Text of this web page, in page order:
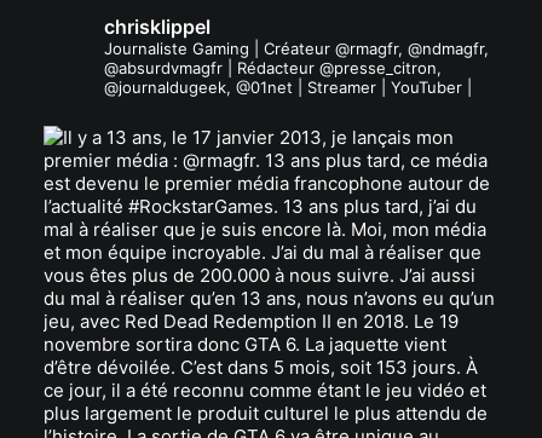
chrisklippel
Journaliste Gaming | Créateur @rmagfr, @ndmagfr,
@absurdvmagfr | Rédacteur @presse_citron,
@journaldugeek, @01net | Streamer | YouTuber |